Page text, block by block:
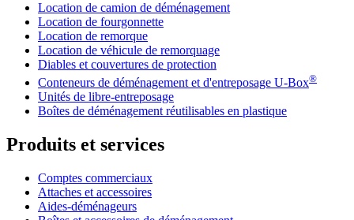
Location de camion de déménagement
Location de fourgonnette
Location de remorque
Location de véhicule de remorquage
Diables et couvertures de protection
Conteneurs de déménagement et d'entreposage U-Box®
Unités de libre-entreposage
Boîtes de déménagement réutilisables en plastique
Produits et services
Comptes commerciaux
Attaches et accessoires
Aides-déménageurs